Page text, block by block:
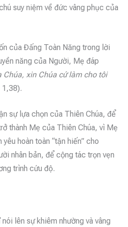
suy niệm về đức vâng phục của
của Đấng Toàn Năng trong lời
năng của Người, Mẹ đáp
Chúa, xin Chúa cứ làm cho tôi
sự lựa chọn của Thiên Chúa, để
thành Mẹ của Thiên Chúa, vì Mẹ
hoàn toàn “tận hiến” cho
nhân bản, để cộng tác trọn vẹn
trình cứu độ.
lên sự khiêm nhường và vâng